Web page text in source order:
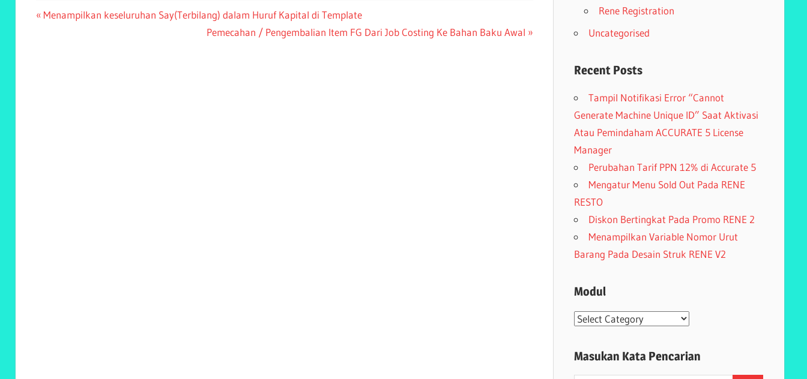
Post
Previous
Menampilkan keseluruhan Say(Terbilang) dalam Huruf Kapital di Template
Next
Pemecahan / Pengembalian Item FG Dari Job Costing Ke Bahan Baku Awal
Rene Registration
Uncategorised
Recent Posts
Tampil Notifikasi Error “Cannot
Generate Machine Unique ID” Saat Aktivasi
Atau Pemindaham ACCURATE 5 License
Manager
Perubahan Tarif PPN 12% di Accurate 5
Mengatur Menu Sold Out Pada RENE
RESTO
Diskon Bertingkat Pada Promo RENE 2
Menampilkan Variable Nomor Urut
Barang Pada Desain Struk RENE V2
Modul
Modul
Masukan Kata Pencarian